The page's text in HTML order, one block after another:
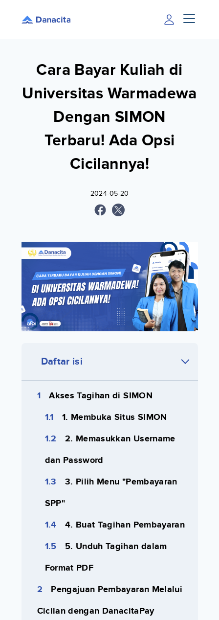
Cara Bayar Kuliah di
Universitas Warmadewa
Dengan SIMON
Terbaru! Ada Opsi
Cicilannya!
2024-05-20
Daftar isi
Akses Tagihan di SIMON
1. Membuka Situs SIMON
2. Memasukkan Username
dan Password
3. Pilih Menu "Pembayaran
SPP"
4. Buat Tagihan Pembayaran
5. Unduh Tagihan dalam
Format PDF
Pengajuan Pembayaran Melalui
Cicilan dengan DanacitaPay